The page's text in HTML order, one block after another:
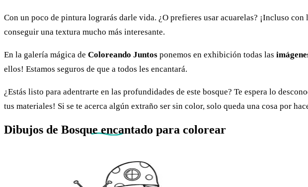
Con un poco de pintura lograrás darle vida. ¿O prefieres usar acuarelas? ¡Incluso
conseguir una textura mucho más interesante.
En la galería mágica de Coloreando Juntos ponemos en exhibición todas las
ellos! Estamos seguros de que a todos les encantará.
¿Estás listo para adentrarte en las profundidades de este bosque? Te espera lo
tus materiales! Si se te acerca algún extraño ser sin color, solo queda una cosa por
Dibujos de Bosque encantado para colorear